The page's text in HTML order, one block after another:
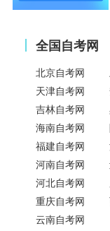
全国自考网
北京自考网
天津自考网
吉林自考网
海南自考网
福建自考网
河南自考网
河北自考网
重庆自考网
云南自考网